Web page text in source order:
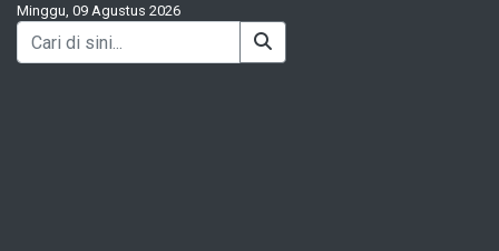
Minggu, 09 Agustus 2026